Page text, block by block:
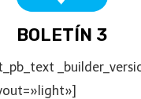
BOLETÍN 3